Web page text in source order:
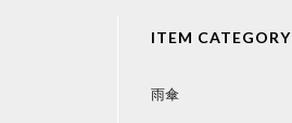
ITEM CATEGORY
雨傘